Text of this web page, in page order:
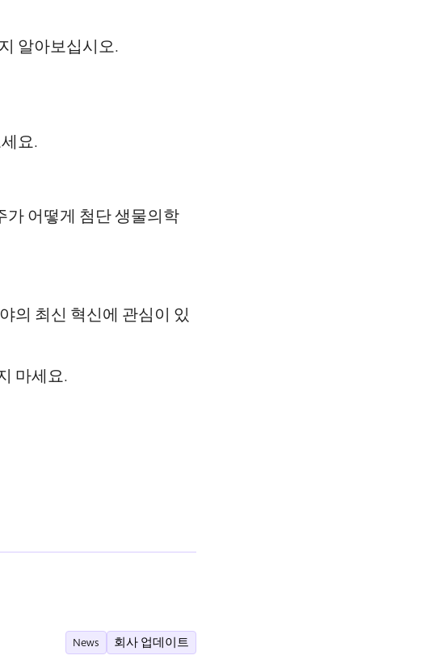
알아보십시오.
요.
가 어떻게 첨단 생물의학
의 최신 혁신에 관심이 있
마세요.
News 회사 업데이트